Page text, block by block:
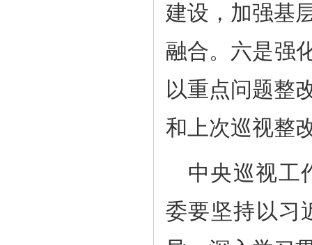
建设，加强基
融合。六是强
以重点问题整
和上次巡视整
中央巡视工
委要坚持以习